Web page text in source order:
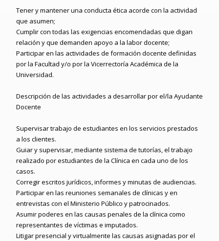
Tener y mantener una conducta ética acorde con la actividad
que asumen;
Cumplir con todas las exigencias encomendadas que digan
relación y que demanden apoyo a la labor docente;
Participar en las actividades de formación docente definidas
por la Facultad y/o por la Vicerrectoría Académica de la
Universidad.
Descripción de las actividades a desarrollar por el/la Ayudante
Docente
Supervisar trabajo de estudiantes en los servicios prestados
a los clientes.
Guiar y supervisar, mediante sistema de tutorías, el trabajo
realizado por estudiantes de la Clínica en cada uno de los
casos.
Corregir escritos jurídicos, informes y minutas de audiencias.
Participar en las reuniones semanales de clínicas y en
entrevistas con el Ministerio Público y patrocinados.
Asumir poderes en las causas penales de la clínica como
representantes de víctimas e imputados.
Litigar presencial y virtualmente las causas asignadas por el